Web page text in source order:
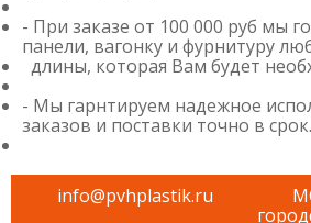
- При заказе от 100 000 руб мы
панели, вагонку и фурнитуру
длины, которая Вам будет
- Мы гарнтируем надежное
заказов и поставки точно в срок.
info@pvhplastik.ru